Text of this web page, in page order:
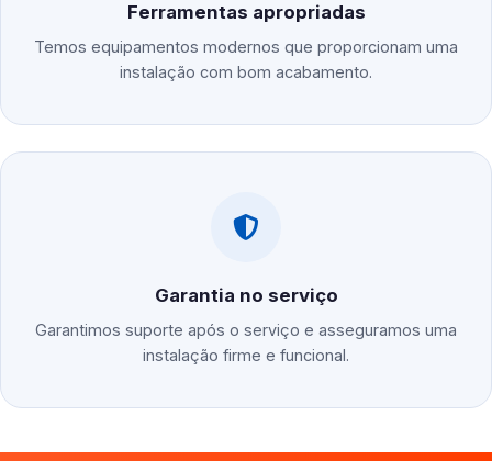
Ferramentas apropriadas
Temos equipamentos modernos que proporcionam uma
instalação com bom acabamento.
Garantia no serviço
Garantimos suporte após o serviço e asseguramos uma
instalação firme e funcional.